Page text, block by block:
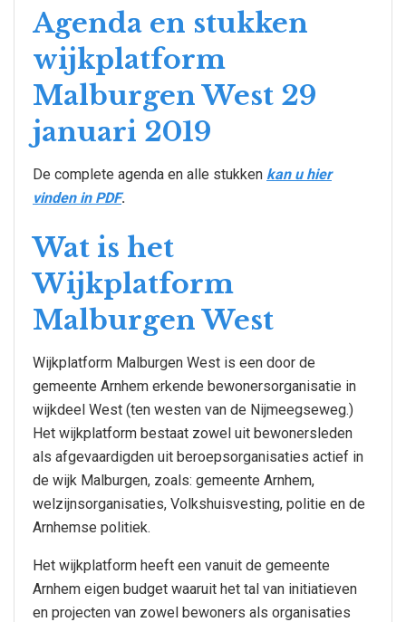
Agenda en stukken
wijkplatform
Malburgen West 29
januari 2019
De complete agenda en alle stukken kan u hier
vinden in PDF.
Wat is het
Wijkplatform
Malburgen West
Wijkplatform Malburgen West is een door de
gemeente Arnhem erkende bewonersorganisatie in
wijkdeel West (ten westen van de Nijmeegseweg.)
Het wijkplatform bestaat zowel uit bewonersleden
als afgevaardigden uit beroepsorganisaties actief in
de wijk Malburgen, zoals: gemeente Arnhem,
welzijnsorganisaties, Volkshuisvesting, politie en de
Arnhemse politiek.
Het wijkplatform heeft een vanuit de gemeente
Arnhem eigen budget waaruit het tal van initiatieven
en projecten van zowel bewoners als organisaties